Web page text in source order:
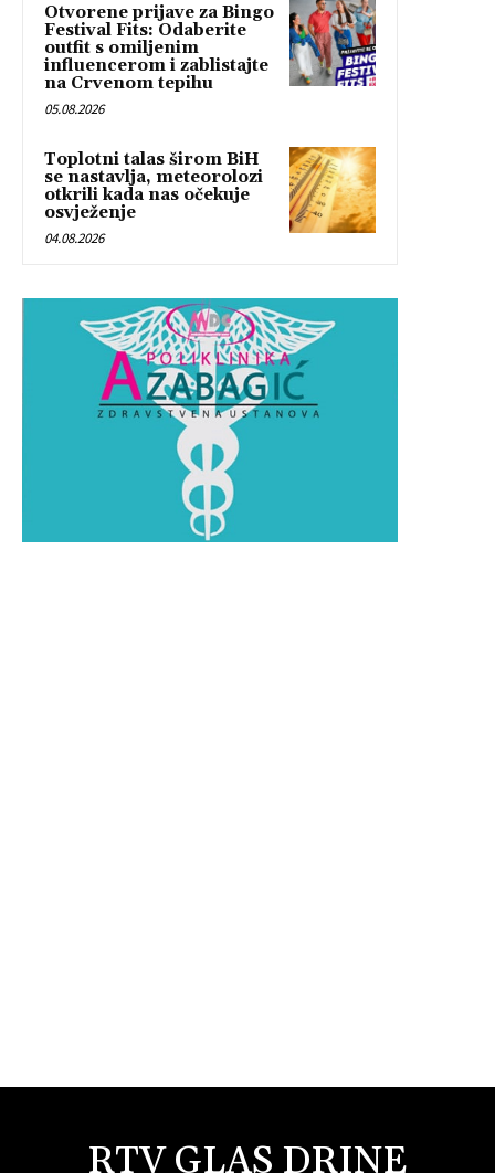
Otvorene prijave za Bingo
Festival Fits: Odaberite
outfit s omiljenim
influencerom i zablistajte
na Crvenom tepihu
05.08.2026
Toplotni talas širom BiH
se nastavlja, meteorolozi
otkrili kada nas očekuje
osvježenje
04.08.2026
RTV GLAS DRINE